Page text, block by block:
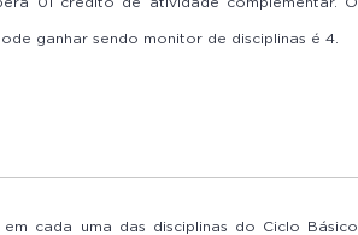
ganhar sendo monitor de disciplinas é 4.
cada uma das disciplinas do Ciclo Básico